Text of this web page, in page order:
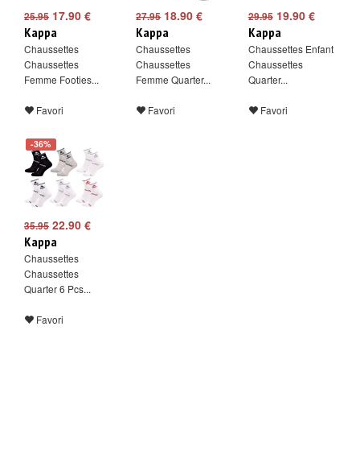
25.95 17.90 €
Kappa
Chaussettes
Chaussettes
Femme Footies...
Favori
27.9518.90 €
Kappa
Chaussettes
Chaussettes
Femme Quarter...
Favori
29.9519.90 €
Kappa
Chaussettes Enfant
Chaussettes
Quarter...
Favori
-36%
35.95 22.90 €
Kappa
Chaussettes
Chaussettes
Quarter 6 Pcs...
Favori